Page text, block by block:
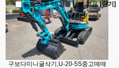
구보다미니굴삭기,U-20-5S중고매매
오늘 하루 이 창을 열지 않음[닫기]